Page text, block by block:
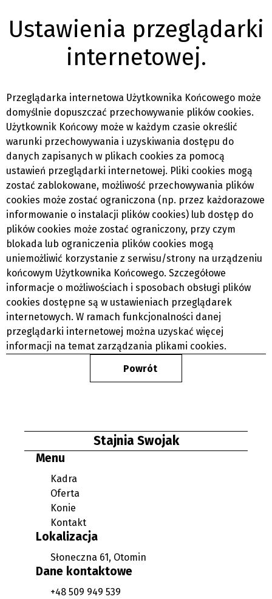
Ustawienia przeglądarki
internetowej.
Przeglądarka internetowa Użytkownika Końcowego może
domyślnie dopuszczać przechowywanie plików cookies.
Użytkownik Końcowy może w każdym czasie określić
warunki przechowywania i uzyskiwania dostępu do
danych zapisanych w plikach cookies za pomocą
ustawień przeglądarki internetowej. Pliki cookies mogą
zostać zablokowane, możliwość przechowywania plików
cookies może zostać ograniczona (np. przez każdorazowe
informowanie o instalacji plików cookies) lub dostęp do
plików cookies może zostać ograniczony, przy czym
blokada lub ograniczenia plików cookies mogą
uniemożliwić korzystanie z serwisu/strony na urządzeniu
końcowym Użytkownika Końcowego. Szczegółowe
informacje o możliwościach i sposobach obsługi plików
cookies dostępne są w ustawieniach przeglądarek
internetowych. W ramach funkcjonalności danej
przeglądarki internetowej można uzyskać więcej
informacji na temat zarządzania plikami cookies.
Powrót
Stajnia Swojak
Menu
Kadra
Oferta
Konie
Kontakt
Lokalizacja
Słoneczna 61, Otomin
Dane kontaktowe
+48 509 949 539